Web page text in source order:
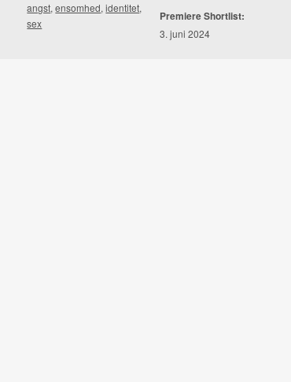
angst,ensomhed,identitet,
sex
Premiere Shortlist:
3. juni 2024